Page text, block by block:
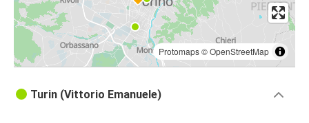
Protomaps©OpenStreetMap
Turin (Vittorio Emanuele)